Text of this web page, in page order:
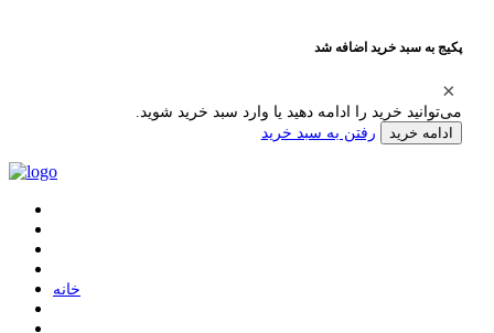
پکیج به سبد خرید اضافه شد
می‌توانید خرید را ادامه دهید یا وارد سبد خرید شوید.
ادامه خرید رفتن به سبد خرید
ﺧﺎﻧﻪ